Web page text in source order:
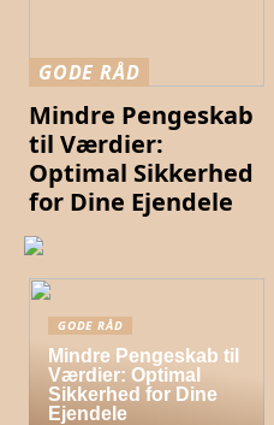
GODE RÅD
Mindre Pengeskab
til Værdier:
Optimal Sikkerhed
for Dine Ejendele
GODE RÅD
Mindre Pengeskab til
Værdier: Optimal
Sikkerhed for Dine
Ejendele